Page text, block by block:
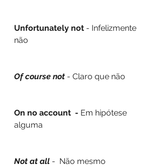
Unfortunately not - Infelizmente
não
Of course not - Claro que não
On no account  - Em hipótese
alguma
Not at all -  Não mesmo